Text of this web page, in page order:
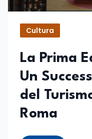
Cultura
La Prima
Un
del
Roma